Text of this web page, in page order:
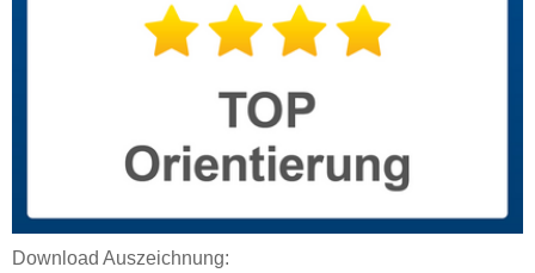
Download Auszeichnung: